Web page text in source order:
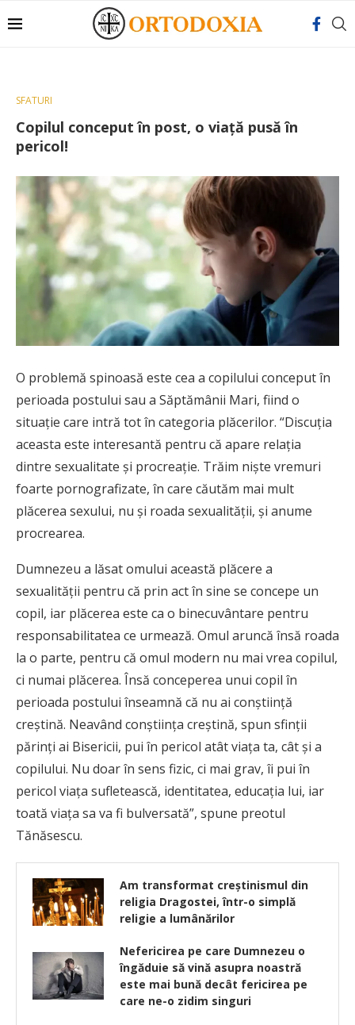
SFATURI
Copilul conceput în post, o viață pusă în
pericol!
O problemă spinoasă este cea a copilului conceput în
perioada postului sau a Săptămânii Mari, fiind o
situaţie care intră tot în categoria plăcerilor. “Discuţia
aceasta este interesantă pentru că apare relaţia
dintre sexualitate şi procreaţie. Trăim nişte vremuri
foarte pornografizate, în care căutăm mai mult
plăcerea sexului, nu şi roada sexualităţii, şi anume
procrearea.
Dumnezeu a lăsat omului această plăcere a
sexualităţii pentru că prin act în sine se concepe un
copil, iar plăcerea este ca o binecuvântare pentru
responsabilitatea ce urmează. Omul aruncă însă roada
la o parte, pentru că omul modern nu mai vrea copilul,
ci numai plăcerea. Însă conceperea unui copil în
perioada postului înseamnă că nu ai conştiinţă
creştină. Neavând conştiinţa creştină, spun sfinţii
părinţi ai Bisericii, pui în pericol atât viaţa ta, cât şi a
copilului. Nu doar în sens fizic, ci mai grav, îi pui în
pericol viaţa sufletească, identitatea, educaţia lui, iar
toată viaţa sa va fi bulversată”, spune preotul
Tănăsescu.
Am transformat creştinismul din
religia Dragostei, într-o simplă
religie a lumânărilor
Nefericirea pe care Dumnezeu o
îngăduie să vină asupra noastră
este mai bună decât fericirea pe
care ne-o zidim singuri